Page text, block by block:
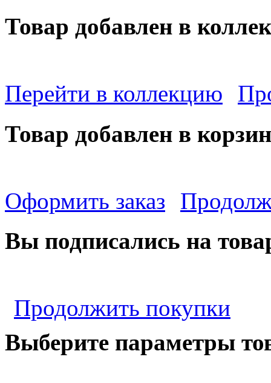
Товар добавлен в
Перейти в коллекцию
Товар добавлен в
Оформить заказ
Вы подписались на
Продолжить покупки
Выберите параметры